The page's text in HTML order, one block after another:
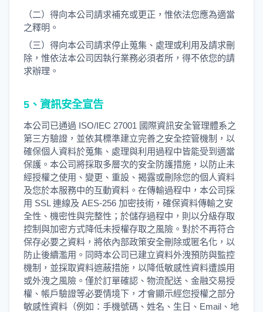
（二）得向本公司請求補充或更正，惟依法您應為適當
之釋明。
（三）得向本公司請求停止蒐集、處理或利用及請求刪
除，惟依法本公司因執行業務必須者所，得不依您的請
求辦理。
5、資訊安全宣告
本公司已通過 ISO/IEC 27001 國際資訊安全管理體系之
第三方驗證，並依其標準建立完善之安全控管機制，以
確保個人資料於蒐集、處理與利用過程中皆能受到適當
保護。本公司將採取多層次的安全防護措施，以防止未
經授權之使用、變更、重設、揭露或刪除您的個人資料
及您於本服務中的互動資料。在傳輸過程中，本公司採
用 SSL 連線及 AES-256 加密技術，確保資料傳輸之安
全性、機密性與完整性；於儲存過程中，則以分級存取
控制與加密方式降低未授權存取之風險。對於不再符合
保存必要之資料，將依內部政策安全刪除或匿名化，以
防止後續濫用。同時本公司已建立資料外洩預防與監控
機制，並採取資料遮蔽措施，以降低敏感性資料遭誤用
或外洩之風險。僅於訂單確認、物流配送、金融交易授
權、帳戶驗證等必要情境下，才會顯示經您授權之部分
敏感性資料（例如：手機號碼、姓名、生日、Email、地